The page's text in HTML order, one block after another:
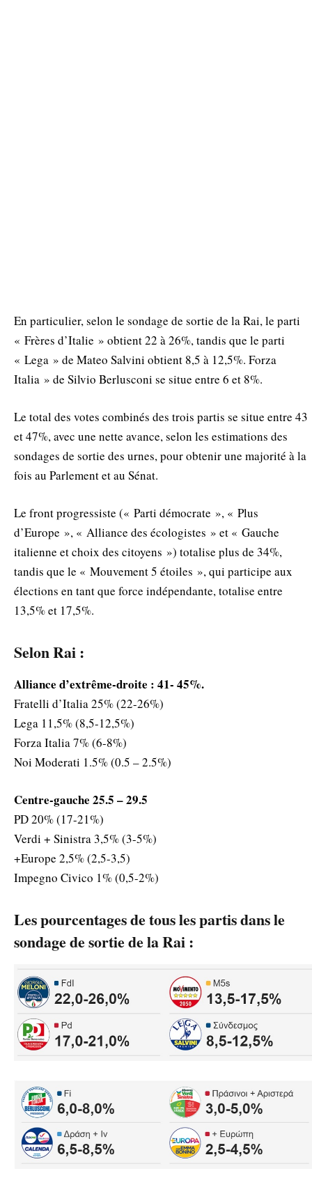
En particulier, selon le sondage de sortie de la Rai, le parti
« Frères d’Italie » obtient 22 à 26%, tandis que le parti
« Lega » de Mateo Salvini obtient 8,5 à 12,5%. Forza
Italia » de Silvio Berlusconi se situe entre 6 et 8%.
Le total des votes combinés des trois partis se situe entre 43
et 47%, avec une nette avance, selon les estimations des
sondages de sortie des urnes, pour obtenir une majorité à la
fois au Parlement et au Sénat.
Le front progressiste (« Parti démocrate », « Plus
d’Europe », « Alliance des écologistes » et « Gauche
italienne et choix des citoyens ») totalise plus de 34%,
tandis que le « Mouvement 5 étoiles », qui participe aux
élections en tant que force indépendante, totalise entre
13,5% et 17,5%.
Selon Rai :
Alliance d’extrême-droite : 41- 45%.
Fratelli d’Italia 25% (22-26%)
Lega 11,5% (8,5-12,5%)
Forza Italia 7% (6-8%)
Noi Moderati 1.5% (0.5 – 2.5%)
Centre-gauche 25.5 – 29.5
PD 20% (17-21%)
Verdi + Sinistra 3,5% (3-5%)
+Europe 2,5% (2,5-3,5)
Impegno Civico 1% (0,5-2%)
Les pourcentages de tous les partis dans le
sondage de sortie de la Rai :